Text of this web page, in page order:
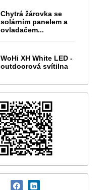
Chytrá žárovka se
solárním panelem a
ovladačem...
WoHi XH White LED -
outdoorová svítilna